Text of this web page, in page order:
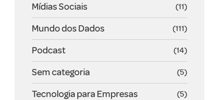
Mídias Sociais (11)
Mundo dos Dados (111)
Podcast (14)
Sem categoria (5)
Tecnologia para Empresas (5)